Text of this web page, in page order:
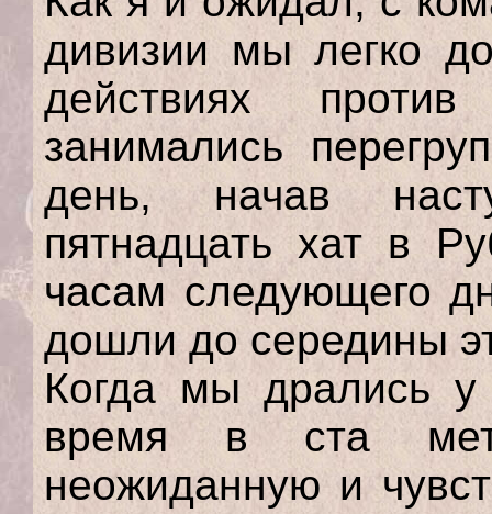
дивизии мы легко
действиях
занимались
день, начав
пятнадцать хат в
часам следующего
дошли до середины
Когда мы дрались
время в ста
неожиданную и